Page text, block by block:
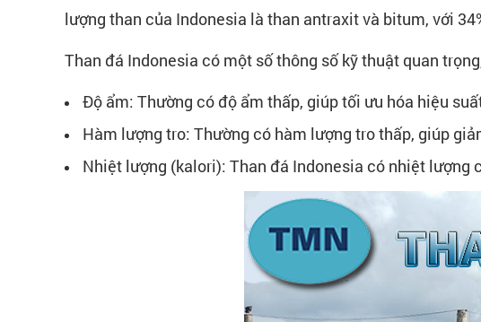
lượng than của Indonesia là than antraxit và bitum, với
Than đá Indonesia có một số thông số kỹ thuật quan
Độ ẩm: Thường có độ ẩm thấp, giúp tối ưu hóa hiệu
Hàm lượng tro: Thường có hàm lượng tro thấp, giúp
Nhiệt lượng (kalori): Than đá Indonesia có nhiệt lượng